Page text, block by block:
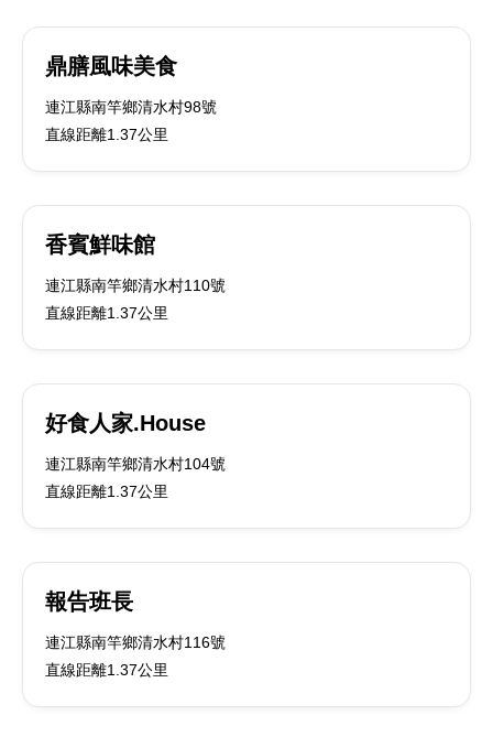
鼎膳風味美食
連江縣南竿鄉清水村98號
直線距離1.37公里
香賓鮮味館
連江縣南竿鄉清水村110號
直線距離1.37公里
好食人家.House
連江縣南竿鄉清水村104號
直線距離1.37公里
報告班長
連江縣南竿鄉清水村116號
直線距離1.37公里